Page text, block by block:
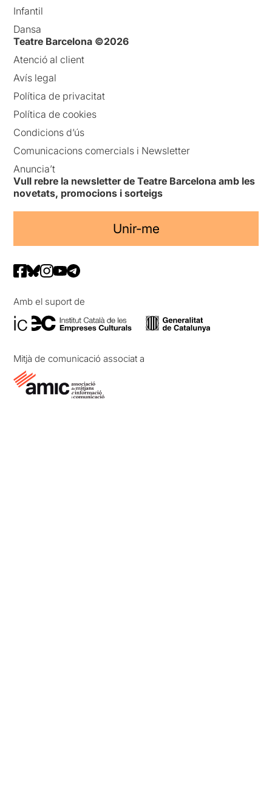
Infantil
Dansa
Teatre Barcelona ©2026
Atenció al client
Avís legal
Política de privacitat
Política de cookies
Condicions d’ús
Comunicacions comercials i Newsletter
Anuncia’t
Vull rebre la newsletter de Teatre Barcelona amb les
novetats, promocions i sorteigs
Unir-me
Amb el suport de
Mitjà de comunicació associat a